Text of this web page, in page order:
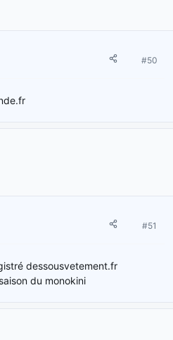
#50
#51
dessousvetement.fr
du monokini